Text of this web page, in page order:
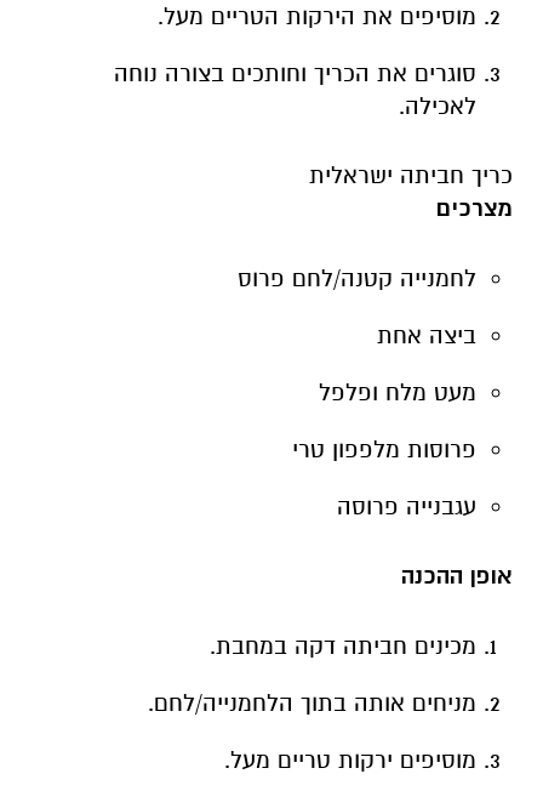
מוסיפים את הירקות הטריים מעל.
סוגרים את הכריך וחותכים בצורה נוחה
לאכילה.
כריך חביתה ישראלית
מצרכים
לחמנייה קטנה/לחם פרוס
ביצה אחת
מעט מלח ופלפל
פרוסות מלפפון טרי
עגבנייה פרוסה
אופן ההכנה
מכינים חביתה דקה במחבת.
מניחים אותה בתוך הלחמנייה/לחם.
מוסיפים ירקות טריים מעל.